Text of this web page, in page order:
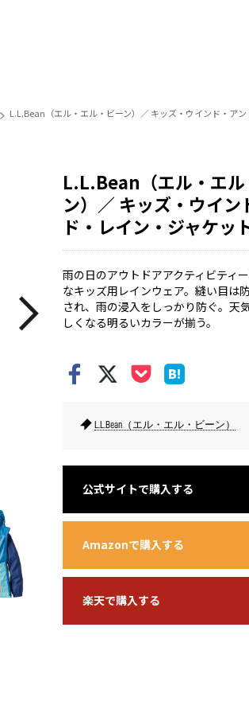
L.L.Bean（エル・エル・ビーン）／ キッズ・ウインド・ア
背面の裾には反射素材3M™スコッチライト™を使
L.L.Bean（エル・エル
ン）／ キッズ・ウイン
ド・レイン・ジャケッ
雨の日のアウトドアアクティビティ
なキッズ用レインウェア。縫い目は
され、雨の浸入をしっかり防ぐ。天
しくなる明るいカラーが揃う。
L.L.Bean（エル・エル・ビーン）
公式サイトで購入する
Amazonで購入する
楽天で購入する